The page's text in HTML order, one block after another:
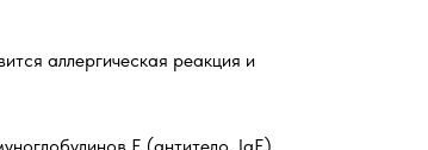
аллергическая реакция и